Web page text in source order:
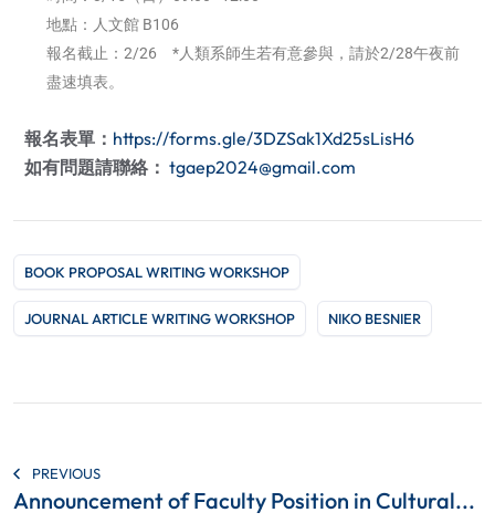
地點：人文館 B106
報名截止：2/26 *人類系師生若有意參與，請於2/28午夜前
盡速填表。
報名表單： https://forms.gle/3DZSak1Xd25sLisH6
如有問題請聯絡： tgaep2024@gmail.com
BOOK PROPOSAL WRITING WORKSHOP
JOURNAL ARTICLE WRITING WORKSHOP NIKO BESNIER
PREVIOUS
Announcement of Faculty Position in Cultural...